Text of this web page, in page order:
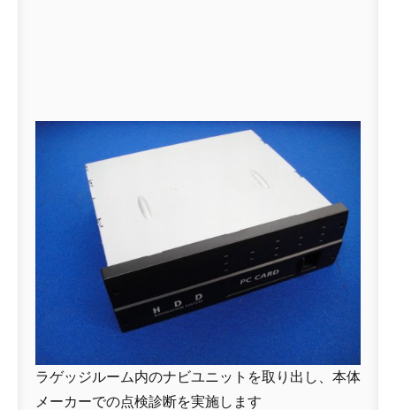
ラゲッジルーム内のナビユニットを取り出し、本体
メーカーでの点検診断を実施します